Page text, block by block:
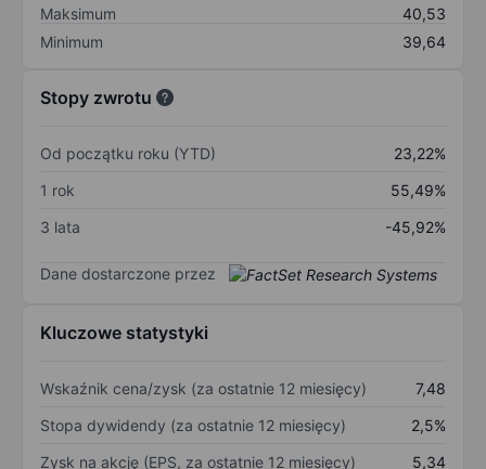
Maksimum
40,53
Minimum
39,64
Stopy zwrotu
Od początku roku (YTD)
23,22%
1 rok
55,49%
3 lata
-45,92%
Dane dostarczone przez
Kluczowe statystyki
Wskaźnik cena/zysk (za ostatnie 12 miesięcy)
7,48
Stopa dywidendy (za ostatnie 12 miesięcy)
2,5%
Zysk na akcję (EPS, za ostatnie 12 miesięcy)
5,34